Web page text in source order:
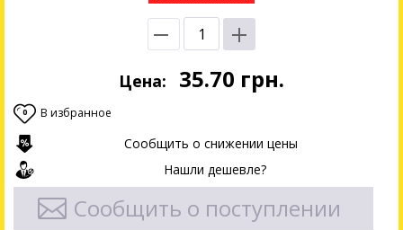
Цена: 35.70 грн.
0 В избранное
Сообщить о снижении цены
Нашли дешевле?
Сообщить о поступлении